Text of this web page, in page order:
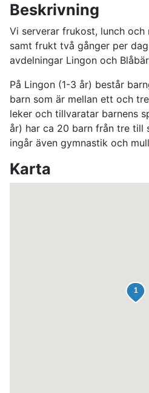
Beskrivning
Vi serverar frukost, lunch och
samt frukt två gånger per
avdelningar Lingon och
På Lingon (1-3 år) består
barn som är mellan ett och
leker och tillvaratar barnens
år) har ca 20 barn från tre till
ingår även gymnastik och
Karta